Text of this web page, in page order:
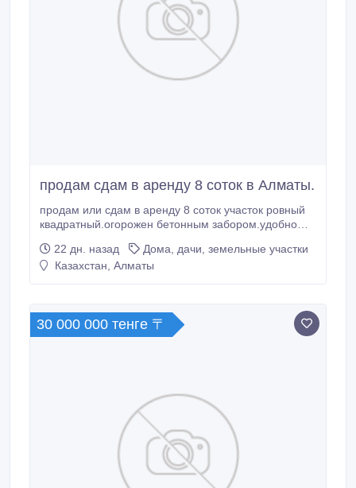
продам сдам в аренду 8 соток в Алматы.
продам или сдам в аренду 8 соток участок ровный
квадратный.огорожен бетонным забором.удобно
участке .Жетысуский р-он ул.Ратушного-бывшая
Розовая.87021166611 светлана.
22 дн. назад
Дома, дачи, земельные участки
Казахстан, Алматы
30 000 000 тенге 〒